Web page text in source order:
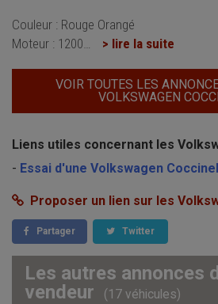
Couleur : Rouge Orangé
Moteur : 1200
> lire la suite
VOIR TOUTES LES
VOLKSWAGEN
Liens utiles concernant les
- Essai d'une Volkswagen
Proposer un lien sur les
Partager Twitter
Les autres annonces
vendeur
(17 véhicules)